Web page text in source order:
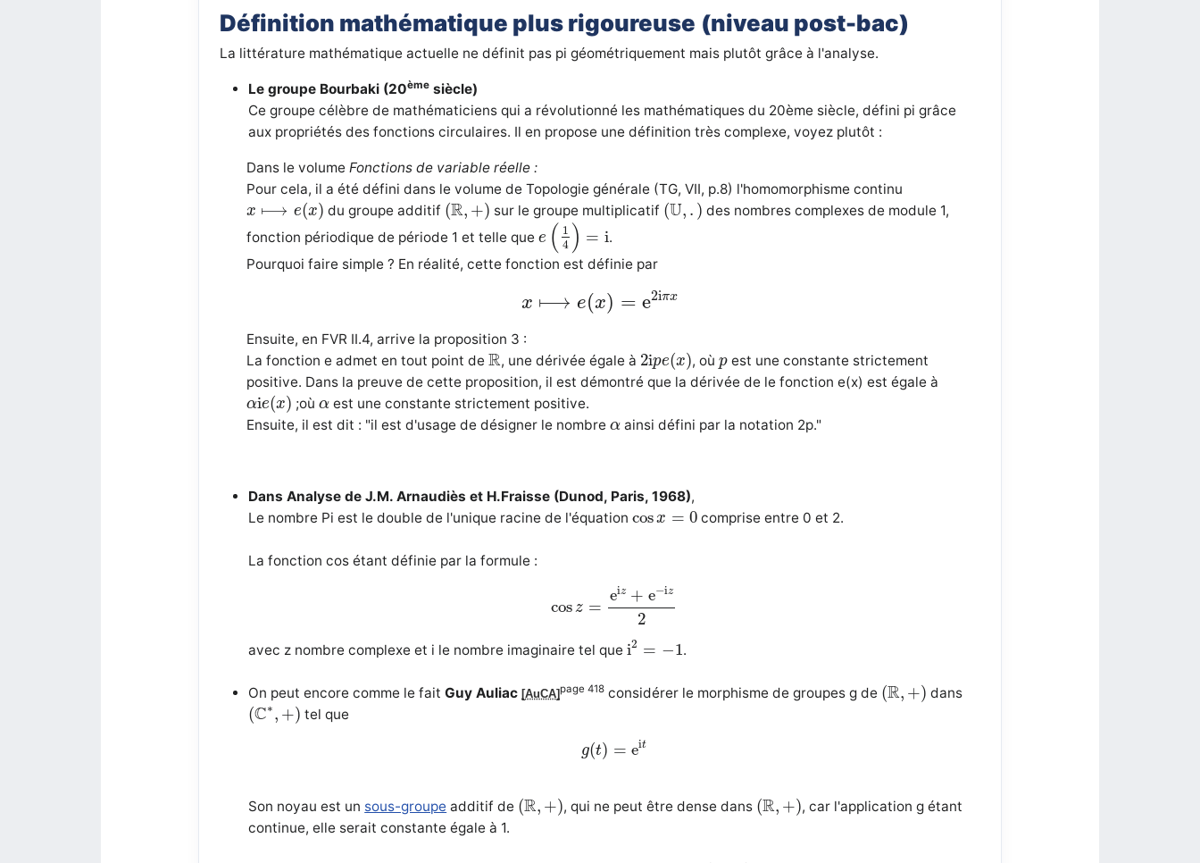
Définition mathématique plus rigoureuse (niveau post-bac)
La littérature mathématique actuelle ne définit pas pi géométriquement mais plutôt grâce à l'analyse.
Le groupe Bourbaki (20ème siècle)
Ce groupe célèbre de mathématiciens qui a révolutionné les mathématiques du 20ème siècle, défini pi grâce
aux propriétés des fonctions circulaires. Il en propose une définition très complexe, voyez plutôt :
Dans le volumeFonctions de variable réelle :
Pour cela, il a été défini dans le volume de Topologie générale (TG, VII, p.8) l'homomorphisme continu
x ⟼ e(x)
x ⟼ e(x) du groupe additif (R, +)
(R,+) sur le groupe multiplicatif (U, . )
(U, .) des nombres complexes de module 1,
fonction périodique de période 1 et telle quee ( 1
4 ) = i
e(14) =i
.
Pourquoi faire simple ? En réalité, cette fonction est définie par
x ⟼ e(x) = e2iπx
x = x
Ensuite, en FVR II.4, arrive la proposition 3 :
La fonction e admet en tout point deR
R, une dérivée égale à 2ipe(x)
2i e( x), oùp
p est une constante strictement
positive. Dans la preuve de cette proposition, il est démontré que la dérivée de le fonction e(x) est égale à
αie(x)
α i e ( ) ;oùα
α est une constante strictement positive.
Ensuite, il est dit : "il est d'usage de désigner le nombreα
α ainsi défini par la notation 2p."
Dans Analyse de J.M. Arnaudiès et H.Fraisse (Dunod, Paris, 1968),
Le nombre Pi est le double de l'unique racine de l'équationcosx = 0
cosx 0 comprise entre 0 et 2.
La fonction cos étant définie par la formule :
cosz =
eiz + e−iz
2
z+ e iz2
avec z nombre complexe et i le nombre imaginaire tel quei2 = −1
i2
.
On peut encore comme le faitGuy Auliac[AuCA]page 418 considérer le morphisme de groupes g de (R, +)
(R +) dans
(C∗, +)
(C∗ + ) tel que
g(t) = eit
g(t t
Son noyau est un sous-groupe additif de (R, +)
(R +) , qui ne peut être dense dans (R, +)
(R +)
, car l'application g étant
continue, elle serait constante égale à 1.